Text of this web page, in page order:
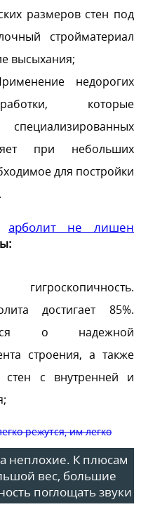
размеров стен под
стройматериал
высыхания;
недорогих
которые
при небольших
для постройки
арболит не лишен
достигает 85%.
о надежной
строения, а также
стен с внутренней и
неплохие. К плюсам
вес, большие
поглощать звуки